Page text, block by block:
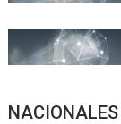
NACIONALES